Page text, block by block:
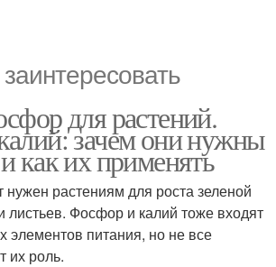
для растений.
зачем они нужны
как их применять
нужен растениям для роста зеленой
листьев. Фосфор и калий тоже входят
элементов питания, но не все
их роль.